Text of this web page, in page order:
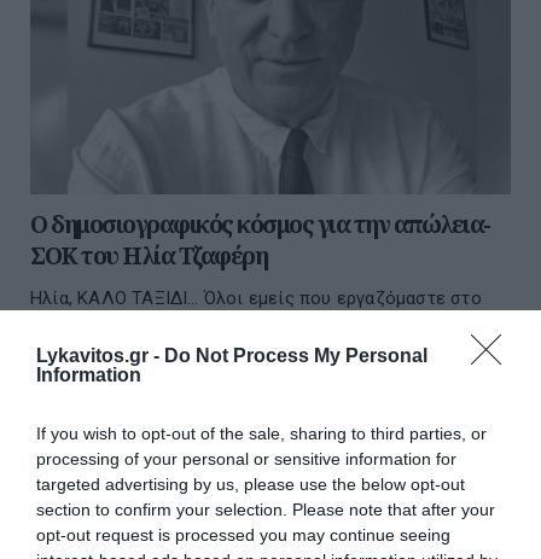
Lykavitos.gr - Do Not Process My Personal
Information
If you wish to opt-out of the sale, sharing to third parties, or
processing of your personal or sensitive information for
targeted advertising by us, please use the below opt-out
section to confirm your selection. Please note that after your
opt-out request is processed you may continue seeing
Ο δημοσιογραφικός κόσμος για την απώλεια-
ΣΟΚ του Ηλία Τζαφέρη
Ηλία, ΚΑΛΟ ΤΑΞΙΔΙ… Όλοι εμείς που εργαζόμαστε στο
του εκδότη, του διευθυντή, του φίλου μας Ηλία ...
10 Ιουνίου 2024